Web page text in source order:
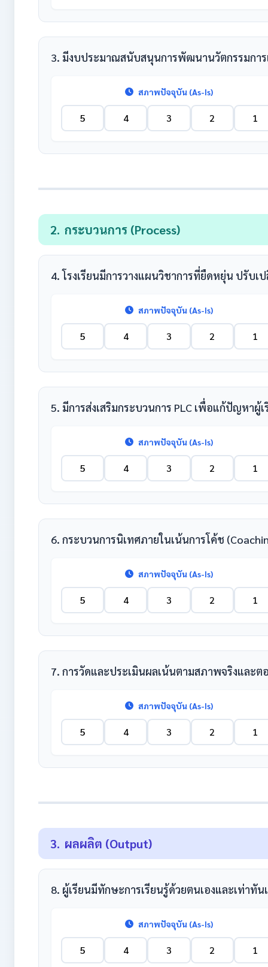
3. มีงบประมาณสนับสนุนการพัฒนานวัตกรรมการ
สภาพปัจจุบัน (As-Is)
5 4 3 2 1
2. กระบวนการ (Process)
4. โรงเรียนมีการวางแผนวิชาการที่ยืดหยุ่น ปรับ
สภาพปัจจุบัน (As-Is)
5 4 3 2 1
5. มีการส่งเสริมกระบวนการ PLC เพื่อแก้ปัญหาผู้
สภาพปัจจุบัน (As-Is)
5 4 3 2 1
6. กระบวนการนิเทศภายในเน้นการโค้ช
สภาพปัจจุบัน (As-Is)
5 4 3 2 1
7. การวัดและประเมินผลเน้นตามสภาพจริงและ
สภาพปัจจุบัน (As-Is)
5 4 3 2 1
3. ผลผลิต (Output)
8. ผู้เรียนมีทักษะการเรียนรู้ด้วยตนเองและเท่าทัน
สภาพปัจจุบัน (As-Is)
5 4 3 2 1